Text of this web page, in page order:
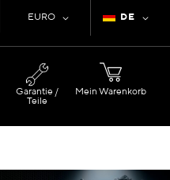
Sprache
DE
Währung
EURO
Mein Warenkorb
Garantie /
Teile